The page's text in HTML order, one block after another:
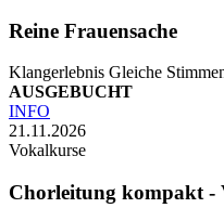
Reine Frauensache
Klangerlebnis Gleiche
AUSGEBUCHT
INFO
21.11.2026
Vokalkurse
Chorleitung kompakt -